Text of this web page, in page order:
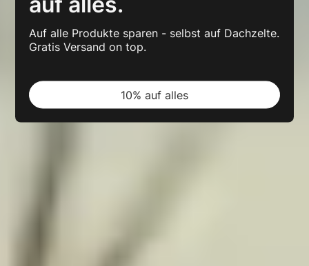
Auf alle Produkte sparen - selbst auf Dachzelte.
Gratis Versand on top.
10% auf alles